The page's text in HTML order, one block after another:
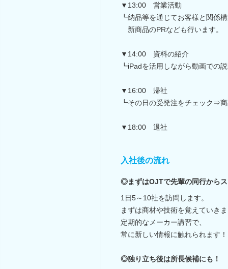
▼13:00 営業活動
┗納品等を通じてお客様と関係
新商品のPRなども行います。
▼14:00 資料の紹介
┗iPadを活用しながら動画での
▼16:00 帰社
┗その日の受発注をチェック⇒
▼18:00 退社
入社後の流れ
◎まずはOJTで先輩の同行から
1日5～10社を訪問します。
まずは商材や技術を覚えていき
定期的なメーカー講習で、
常に新しい情報に触れられます！
◎独り立ち後は所長候補にも！